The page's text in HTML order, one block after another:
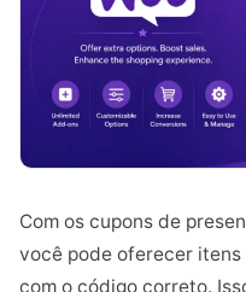
Com os cupons de
você pode oferecer
com o código correto.